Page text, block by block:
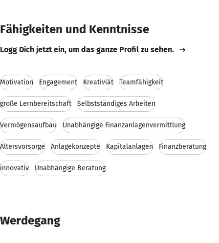
Fähigkeiten und Kenntnisse
Logg Dich jetzt ein, um das ganze Profil zu sehen.
Motivation Engagement Kreativiät Teamfähigkeit
große Lernbereitschaft Selbstständiges Arbeiten
Vermögensaufbau Unabhängige Finanzanlagenvermittlung
Altersvorsorge Anlagekonzepte Kapitalanlagen Finanzberatung
innovativ Unabhängige Beratung
Werdegang